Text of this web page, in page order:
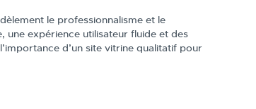
le professionnalisme et le
une expérience utilisateur fluide et des
d’un site vitrine qualitatif pour